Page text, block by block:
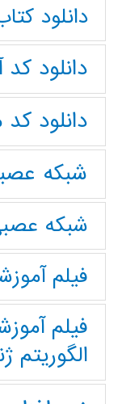
دانلود
دانلود کد
دانلود
شبکه
شبکه
فیلم
فیلم
الگوریتم